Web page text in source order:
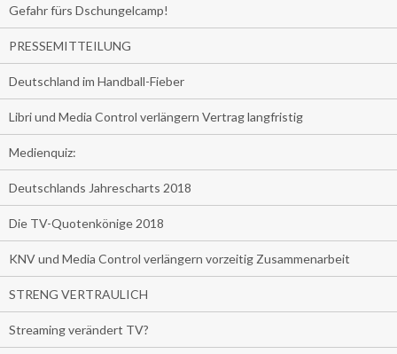
Gefahr fürs Dschungelcamp!
PRESSEMITTEILUNG
Deutschland im Handball-Fieber
Libri und Media Control verlängern Vertrag langfristig
Medienquiz:
Deutschlands Jahrescharts 2018
Die TV-Quotenkönige 2018
KNV und Media Control verlängern vorzeitig Zusammenarbeit
STRENG VERTRAULICH
Streaming verändert TV?